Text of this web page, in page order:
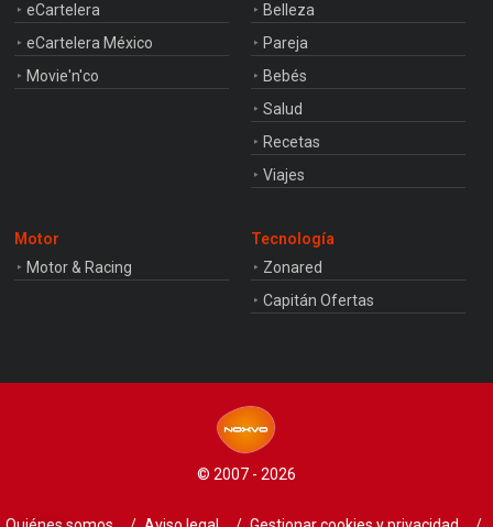
eCartelera
eCartelera México
Movie'n'co
Belleza
Pareja
Bebés
Salud
Recetas
Viajes
Motor
Motor & Racing
Tecnología
Zonared
Capitán Ofertas
© 2007 - 2026